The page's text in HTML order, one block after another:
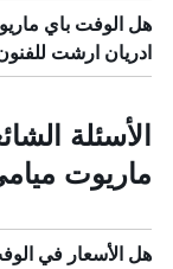
هل الوفت باي
ادريان ارشت
الأسئلة
ماريوت
هل الأسعار في